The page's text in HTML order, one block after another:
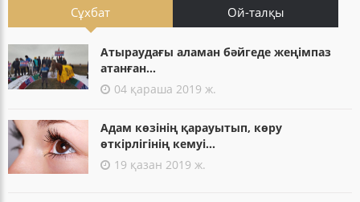
Сұхбат Ой-талқы
Атыраудағы аламан бәйгеде жеңімпаз
атанған...
04 қараша 2019 ж.
Адам көзінің қарауытып, көру
өткірлігінің кемуі...
19 қазан 2019 ж.